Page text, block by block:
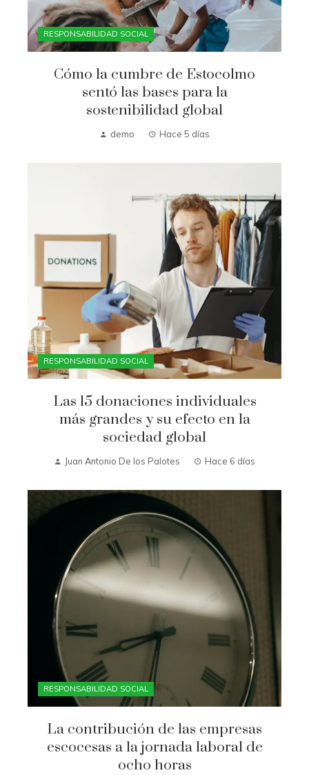
RESPONSABILIDAD SOCIAL
Cómo la cumbre de Estocolmo
sentó las bases para la
sostenibilidad global
demo Hace 5 días
RESPONSABILIDAD SOCIAL
Las 15 donaciones individuales
más grandes y su efecto en la
sociedad global
Juan Antonio De los Palotes Hace 6 días
RESPONSABILIDAD SOCIAL
La contribución de las empresas
escocesas a la jornada laboral de
ocho horas